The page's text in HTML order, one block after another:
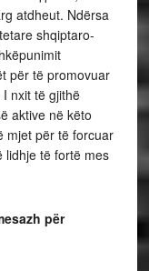
atdheut. Ndërsa
shqiptaro-
për të promovuar
nxit të gjithë
aktive në këto
mjet për të forcuar
lidhje të fortë mes
për